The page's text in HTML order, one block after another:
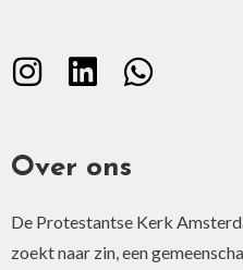
Over ons
De Protestantse Kerk
zoekt naar zin, een